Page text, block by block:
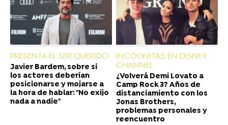
PRESENTA EL SER QUERIDO
Javier Bardem, sobre si
los actores deberían
posicionarse y mojarse a
la hora de hablar: "No exijo
nada a nadie"
INCÓGNITAS EN DISNEY
CHANNEL
¿Volverá Demi Lovato a
Camp Rock 3? Años de
distanciamiento con los
Jonas Brothers,
problemas personales y
reencuentro